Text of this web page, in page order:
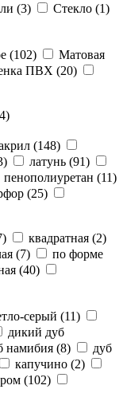
(3) Стекло (1)
(102)
Матовая
ПВХ (20)
)
(148)
) латунь (91)
пенополиуретан (11)
(25)
) квадратная (2)
(7)
по форме
(40)
серый (11)
дикий дуб
намибия (8)
дуб
капучино (2)
(102)